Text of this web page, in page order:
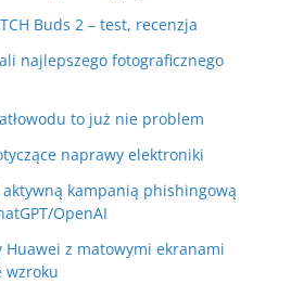
Buds 2 – test, recenzja
najlepszego fotograficznego
to już nie problem
naprawy elektroniki
kampanią phishingową
OpenAI
z matowymi ekranami
wzroku